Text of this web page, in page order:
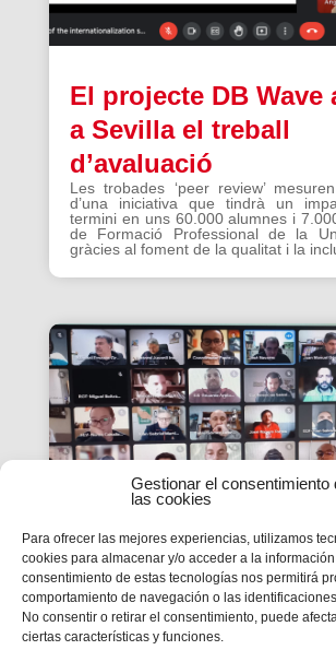
Gestionar el consentimiento
las cookies
Para ofrecer las mejores experiencias, utilizamos
cookies para almacenar y/o acceder a la
consentimiento de estas tecnologías nos permitirá
comportamiento de navegación o las
No consentir o retirar el consentimiento, puede
ciertas características y funciones.
El projecte DB Wave
a Sevilla el treball
d’avaluació
Les trobades ‘peer review’
d’una iniciativa que tindrà un
termini en uns 60.000 alumnes i
de Formació Professional de la
gràcies al foment de la qualitat i la
La
inicia el seu camí de